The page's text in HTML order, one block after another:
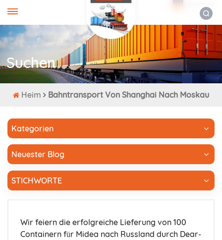
Suchen
Heim Bahntransport Von Shanghai Nach Moskau
Kategorien
Neuester Blog
STICHWORTE
Wir feiern die erfolgreiche Lieferung von 100
Containern für Midea nach Russland durch Dear-